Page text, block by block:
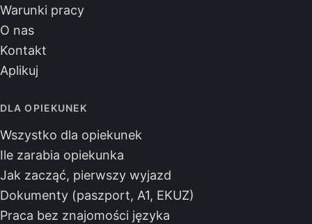
Warunki pracy
O nas
Kontakt
Aplikuj
DLA OPIEKUNEK
Wszystko dla opiekunek
Ile zarabia opiekunka
Jak zacząć, pierwszy wyjazd
Dokumenty (paszport, A1, EKUZ)
Praca bez znajomości języka